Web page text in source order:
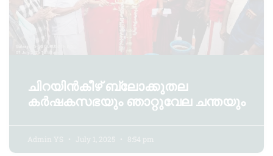
ചിറയിൻകീഴ് ബ്ലോക്കുതല
കർഷകസഭയും ഞാറ്റുവേല ചന്തയും
Admin YS July 1, 2025 8:54 pm